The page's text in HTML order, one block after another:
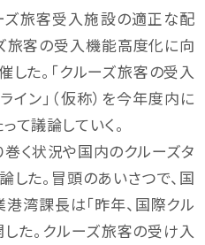
旅客受入施設の適正な配
旅客の受入機能高度化に向
た。「クルーズ旅客の受入
ン」（仮称）を今年度内に
て議論していく。
く状況や国内のクルーズタ
た。冒頭のあいさつで、国
湾課長は「昨年、国際クル
た。クルーズ旅客の受け入